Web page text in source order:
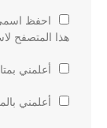
احفظ
هذا المتصفح
أعلمني
أعلمني